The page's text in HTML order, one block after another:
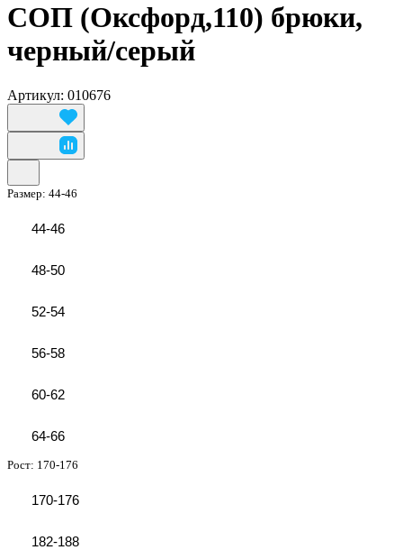
СОП (Оксфорд,110) брюки,
черный/серый
Артикул: 010676
Размер: 44-46
44-46
48-50
52-54
56-58
60-62
64-66
Рост: 170-176
170-176
182-188